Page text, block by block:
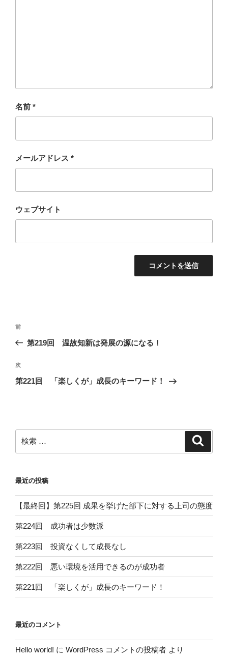
名前 *
メールアドレス *
ウェブサイト
投
ビ
ゲ
ン
過
去
投
稿
前
第219回 温故知新は発展の源になる！
次
の
次
第221回 「楽しくが」成長のキーワード！
検
索:
最近の投稿
【最終回】第225回 成果を挙げた部下に対する上司の態度
第224回 成功者は少数派
第223回 投資なくして成長なし
第222回 悪い環境を活用できるのが成功者
第221回 「楽しくが」成長のキーワード！
最近のコメント
Hello world! に WordPress コメントの投稿者 より